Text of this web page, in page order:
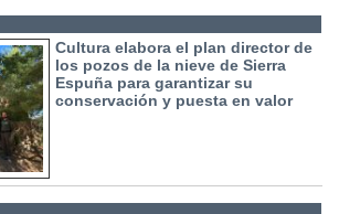
Cultura elabora el plan director de
los pozos de la nieve de Sierra
Espuña para garantizar su
conservación y puesta en valor